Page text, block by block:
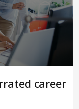
career